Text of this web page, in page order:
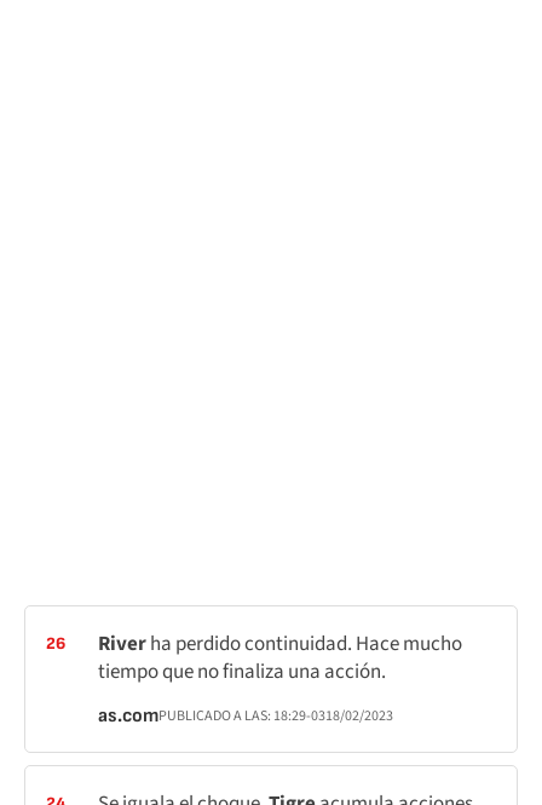
26 Riverha perdido continuidad. Hace mucho
tiempo que no finaliza una acción.
as.comPUBLICADO A LAS: 18:29-0318/02/2023